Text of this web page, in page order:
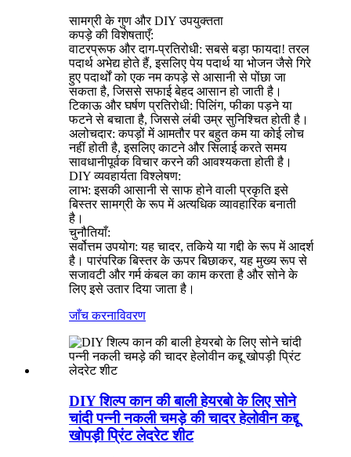
सामग्री के गुण और DIY उपयुक्तता
कपड़े की विशेषताएँ:
वाटरप्रूफ और दाग-प्रतिरोधी: सबसे बड़ा फायदा! तरल
पदार्थ अभेद्य होते हैं, इसलिए पेय पदार्थ या भोजन जैसे गिरे
हुए पदार्थों को एक नम कपड़े से आसानी से पोंछा जा
सकता है, जिससे सफाई बेहद आसान हो जाती है।
टिकाऊ और घर्षण प्रतिरोधी: पिलिंग, फीका पड़ने या
फटने से बचाता है, जिससे लंबी उम्र सुनिश्चित होती है।
अलोचदार: कपड़ों में आमतौर पर बहुत कम या कोई लोच
नहीं होती है, इसलिए काटने और सिलाई करते समय
सावधानीपूर्वक विचार करने की आवश्यकता होती है।
DIY व्यवहार्यता विश्लेषण:
लाभ: इसकी आसानी से साफ होने वाली प्रकृति इसे
बिस्तर सामग्री के रूप में अत्यधिक व्यावहारिक बनाती
है।
चुनौतियाँ:
सर्वोत्तम उपयोग: यह चादर, तकिये या गद्दी के रूप में आदर्श
है। पारंपरिक बिस्तर के ऊपर बिछाकर, यह मुख्य रूप से
सजावटी और गर्म कंबल का काम करता है और सोने के
लिए इसे उतार दिया जाता है।
जाँच करनाविवरण
DIY शिल्प कान की बाली हेयरबो के लिए सोने
चांदी पन्नी नकली चमड़े की चादर हेलोवीन कद्दू
खोपड़ी प्रिंट लेदरेट शीट